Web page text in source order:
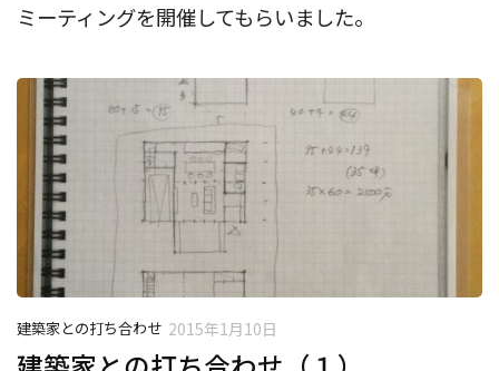
ミーティングを開催してもらいました。
建築家との打ち合わせ 2015年1月10日